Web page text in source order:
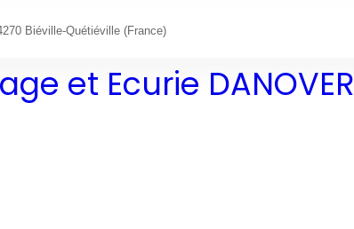
Biéville-Quétiéville (France)
et Ecurie DANOVER